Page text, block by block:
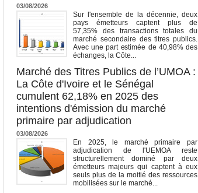
03/08/2026
Sur l'ensemble de la décennie, deux
pays émetteurs captent plus de
57,35% des transactions totales du
marché secondaire des titres publics.
Avec une part estimée de 40,98% des
échanges, la Côte...
Marché des Titres Publics de l’UMOA :
La Côte d'Ivoire et le Sénégal
cumulent 62,18% en 2025 des
intentions d'émission du marché
primaire par adjudication
03/08/2026
En 2025, le marché primaire par
adjudication de l'UEMOA reste
structurellement dominé par deux
émetteurs majeurs qui captent à eux
seuls plus de la moitié des ressources
mobilisées sur le marché...